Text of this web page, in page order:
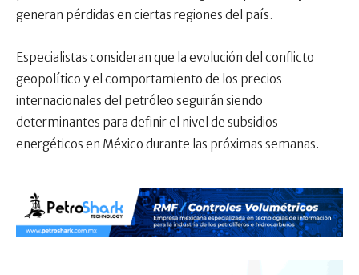
generan pérdidas en ciertas regiones del país.
Especialistas consideran que la evolución del conflicto
geopolítico y el comportamiento de los precios
internacionales del petróleo seguirán siendo
determinantes para definir el nivel de subsidios
energéticos en México durante las próximas semanas.